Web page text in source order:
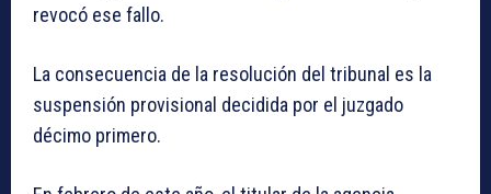
revocó ese fallo.
La consecuencia de la resolución del tribunal es la
suspensión provisional decidida por el juzgado
décimo primero.